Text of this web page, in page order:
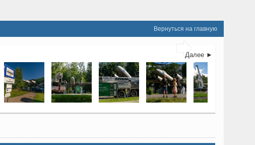
Вернуться на главную

Далее ►